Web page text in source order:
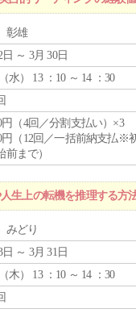
彰雄
日 ～ 3月 30日
水） 13 ：10 ～ 14 ：30
円（4回／分割支払い）×3
円（12回／一括前納支払※
前まで）
生上の転機を推理する方
どり
日 ～ 3月 31日
木） 13 ：10 ～ 14 ：30